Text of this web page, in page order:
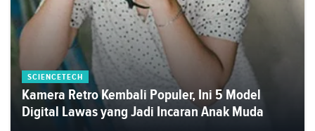
SCIENCETECH
Kamera Retro Kembali Populer, Ini 5 Model
Digital Lawas yang Jadi Incaran Anak Muda